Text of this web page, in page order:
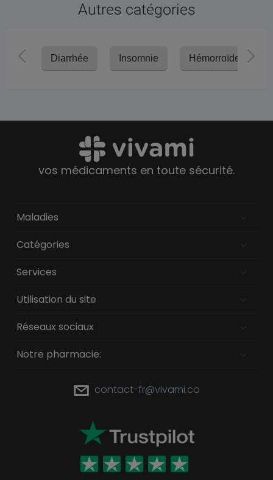
Autres catégories
Diarrhée Insomnie Hémorroïdes
vos médicaments en toute sécurité.
Maladies
Catégories
Services
Utilisation du site
Réseaux sociaux
Notre pharmacie:
contact-fr@vivami.co